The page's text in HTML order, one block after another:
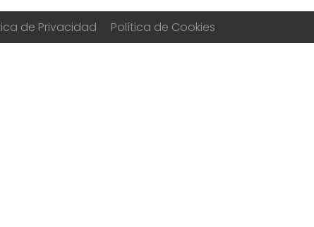
de Privacidad Política de Cookies